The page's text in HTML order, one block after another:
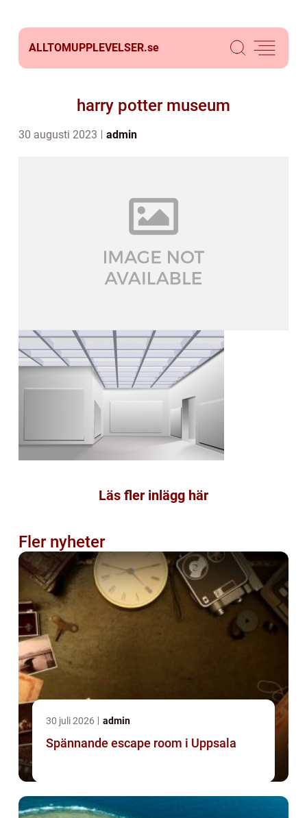
ALLTOMUPPLEVELSER.se
harry potter museum
30 augusti 2023 admin
Läs fler inlägg här
Fler nyheter
30 juli 2026 admin
Spännande escape room i Uppsala